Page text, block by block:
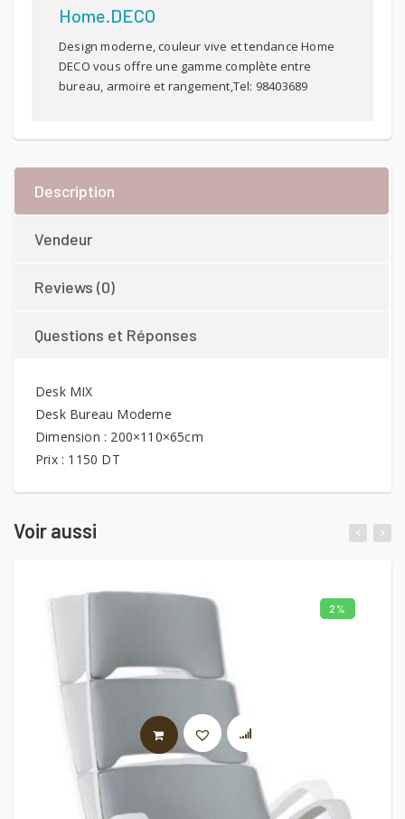
Home.DECO
Design moderne, couleur vive et tendance Home
DECO vous offre une gamme complète entre
bureau, armoire et rangement,Tel: 98403689
Description
Vendeur
Reviews (0)
Questions et Réponses
Desk MIX
Desk Bureau Moderne
Dimension : 200×110×65cm
Prix : 1150 DT
Voir aussi
2%
LIRE LA SUITE